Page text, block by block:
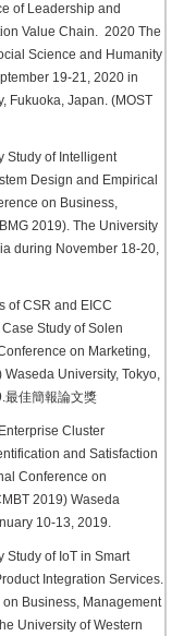
of Leadership and
Value Chain. 2020 The
Science and Humanity
19-21, 2020 in
Fukuoka, Japan. (MOST
Study of Intelligent
Design and Empirical
on Business,
2019). The University
during November 18-20,
of CSR and EICC
Study of Solen
on Marketing,
University, Tokyo,
佳簡報論文獎
Cluster
and Satisfaction
Conference on
2019) Waseda
10-13, 2019.
Study of IoT in Smart
Integration Services.
Business, Management
University of Western